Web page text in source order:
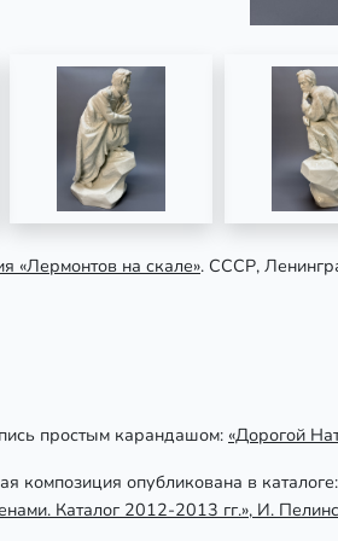
«Лермонтов на скале». СССР,
простым карандашом: «Дорогой
композиция опубликована в каталоге:
Каталог 2012-2013 гг.», И.